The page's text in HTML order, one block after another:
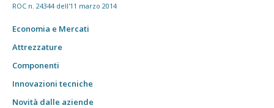
ROC n. 24344 dell'11 marzo 2014
Economia e Mercati
Attrezzature
Componenti
Innovazioni tecniche
Novità dalle aziende